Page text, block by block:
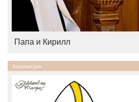
Папа и Кирилл
Карикатура